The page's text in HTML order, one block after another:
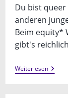
Du bist
anderen
Beim equity*
gibt's
WeiterlesenWalk
And